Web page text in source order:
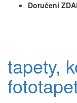
Doručení
tapety,